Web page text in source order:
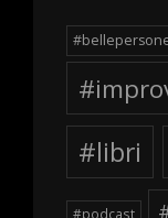
#libri
#podcast